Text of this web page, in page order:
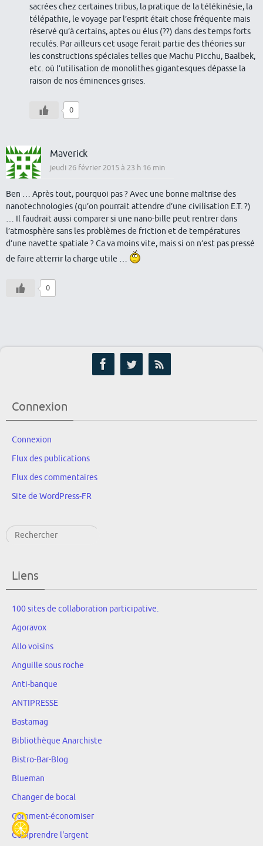
sacrées chez certaines tribus, la pratique de la télékinésie, la
télépathie, le voyage par l’esprit était chose fréquente mais
réservé qu’à certains, aptes ou élus (??) dans des temps forts
reculés. Par ailleurs cet usage ferait partie des théories sur
les constructions spéciales telles que Machu Picchu, Baalbek,
etc. où l’utilisation de monolithes gigantesques dépasse la
raison de nos éminences grises.
0
Maverick
jeudi 26 février 2015 à 23 h 16 min
Ben … Après tout, pourquoi pas ? Avec une bonne maîtrise des
nanotechnologies (qu’on pourrait attendre d’une civilisation E.T. ?)
… Il faudrait aussi comparer si une nano-bille peut rentrer dans
l’atmosphère sans les problèmes de friction et de températures
d’une navette spatiale ? Ca va moins vite, mais si on n’est pas pressé
de faire atterrir la charge utile …
0
Connexion
Connexion
Flux des publications
Flux des commentaires
Site de WordPress-FR
Rechercher
Liens
100 sites de collaboration participative.
Agoravox
Allo voisins
Anguille sous roche
Anti-banque
ANTIPRESSE
Bastamag
Bibliothèque Anarchiste
Bistro-Bar-Blog
Blueman
Changer de bocal
Comment-économiser
Comprendre l'argent